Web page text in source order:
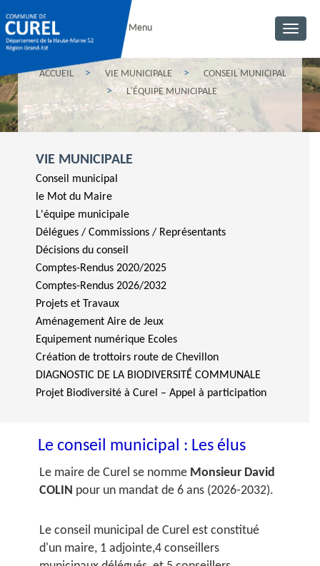
Menu
ACCUEIL VIE MUNICIPALE
CONSEIL MUNICIPAL
L'ÉQUIPE MUNICIPALE
VIE MUNICIPALE
Conseil municipal
le Mot du Maire
L'équipe municipale
Délégues / Commissions / Représentants
Décisions du conseil
Comptes-Rendus 2020/2025
Comptes-Rendus 2026/2032
Projets et Travaux
Aménagement Aire de Jeux
Equipement numérique Ecoles
Création de trottoirs route de Chevillon
DIAGNOSTIC DE LA BIODIVERSITḖ COMMUNALE
Projet Biodiversité à Curel – Appel à participation
Le conseil municipal : Les élus
Le maire de Curel se nomme Monsieur David
COLIN pour un mandat de 6 ans (2026-2032).
Le conseil municipal de Curel est constitué
d'un maire, 1 adjointe,4 conseillers